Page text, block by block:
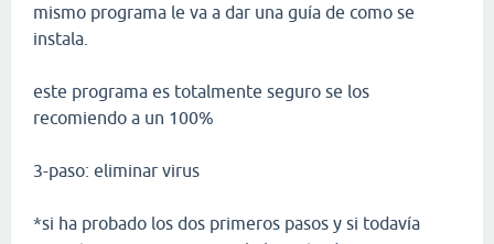
mismo programa le va a dar una guía de como se
instala.
este programa es totalmente seguro se los
recomiendo a un 100%
3-paso: eliminar virus
*si ha probado los dos primeros pasos y si todavía